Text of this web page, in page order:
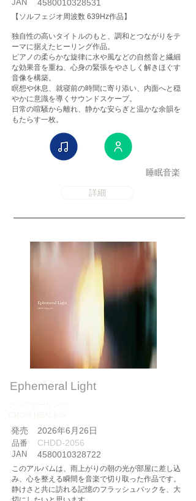
JAN 4580010328531
【ソルフェジオ周波数 639Hz作品】
独自性の高いタイトルのもと、調和とつながりをテ
ーマに据えたヒーリング作品。
ピアノの柔らかな旋律に水や風などの自然音と繊細
な効果音を重ね、心身の緊張をやさしく解きほぐす
音像を構築。
瞑想や休息、就寝前の時間に寄り添い、内面へと穏
やかに意識を導くサウンドスケープ。
日常の喧騒から離れ、静かな安らぎと温かな余韻を
もたらす一枚。
睡眠音楽
詳細
Ephemeral Light
​発売 2026年6月26日
品番 CHDD-2056
JAN 4580010328722
このアルバムは、雨上がりの朝の光が部屋に差し込
み、心を整える瞬間を音楽で切り取った作品です。
静けさと共に訪れる記憶のフラッシュバックを、大